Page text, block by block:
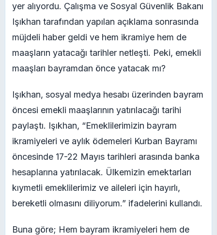
yer alıyordu. Çalışma ve Sosyal Güvenlik Bakanı
Işıkhan tarafından yapılan açıklama sonrasında
müjdeli haber geldi ve hem ikramiye hem de
maaşların yatacağı tarihler netleşti. Peki, emekli
maaşları bayramdan önce yatacak mı?
Işıkhan, sosyal medya hesabı üzerinden bayram
öncesi emekli maaşlarının yatırılacağı tarihi
paylaştı. Işıkhan, “Emeklilerimizin bayram
ikramiyeleri ve aylık ödemeleri Kurban Bayramı
öncesinde 17-22 Mayıs tarihleri arasında banka
hesaplarına yatırılacak. Ülkemizin emektarları
kıymetli emeklilerimiz ve aileleri için hayırlı,
bereketli olmasını diliyorum.” ifadelerini kullandı.
Buna göre; Hem bayram ikramiyeleri hem de